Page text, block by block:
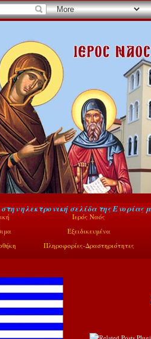
ηλεκτρονική σελίδα της Ενορίας
Ιερός Ναός
Εξειδικευμένα
Πληροφορίες-Δραστηριότητες